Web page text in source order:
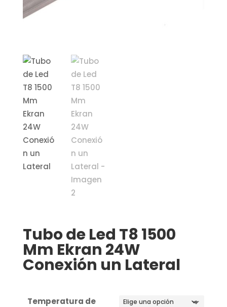
Tubo de Led T8 1500
Mm Ekran 24W
Conexión un Lateral
Temperatura de